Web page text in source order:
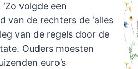
volgde een
van de rechters de ‘alles
van de regels door de
Ouders moesten
euro’s